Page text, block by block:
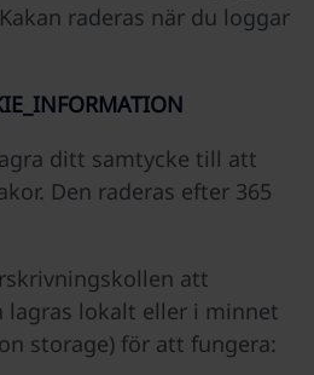
raderas när du loggar
ditt samtycke till att
Den raderas efter 365
att
lokalt eller i minnet
storage) för att fungera: